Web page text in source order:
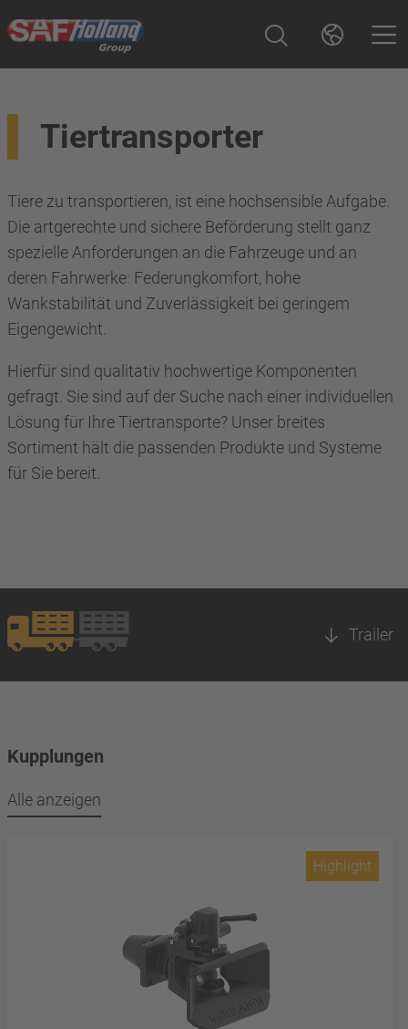
Tiertransporter
Tiere zu transportieren, ist eine hochsensible Aufgabe.
Die artgerechte und sichere Beförderung stellt ganz
spezielle Anforderungen an die Fahrzeuge und an
deren Fahrwerke: Federungkomfort, hohe
Wankstabilität und Zuverlässigkeit bei geringem
Eigengewicht.
Hierfür sind qualitativ hochwertige Komponenten
gefragt. Sie sind auf der Suche nach einer individuellen
Lösung für Ihre Tiertransporte? Unser breites
Sortiment hält die passenden Produkte und Systeme
für Sie bereit.
Trailer
Kupplungen
Alle anzeigen
Highlight